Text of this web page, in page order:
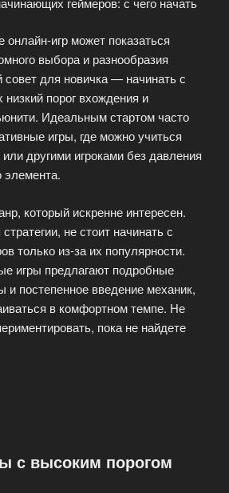
игр может показаться
выбора и разнообразия
для новичка — начинать с
порог вхождения и
Идеальным стартом часто
игры, где можно учиться
другими игроками без давления
элемента.
который искренне интересен.
не стоит начинать с
только из-за их популярности.
игры предлагают подробные
постепенное введение механик,
в комфортном темпе. Не
пока не найдете
с высоким порогом